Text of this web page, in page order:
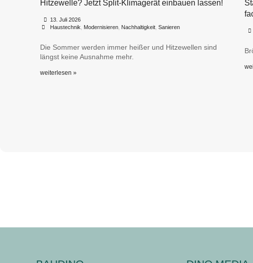
Hitzewelle? Jetzt Split-Klimagerät einbauen lassen!
13. Juli 2026
Haustechnik Modernisieren, Nachhaltigkeit, Sanieren
Die Sommer werden immer heißer und Hitzewellen sind
längst keine Ausnahme mehr.
weiterlesen »